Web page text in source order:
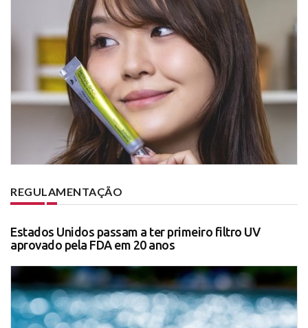
REGULAMENTAÇÃO
Estados Unidos passam a ter primeiro filtro UV
aprovado pela FDA em 20 anos